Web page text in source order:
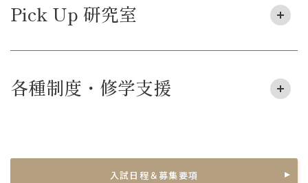
Pick Up 研究室
各種制度・修学支援
入試日程＆募集要項